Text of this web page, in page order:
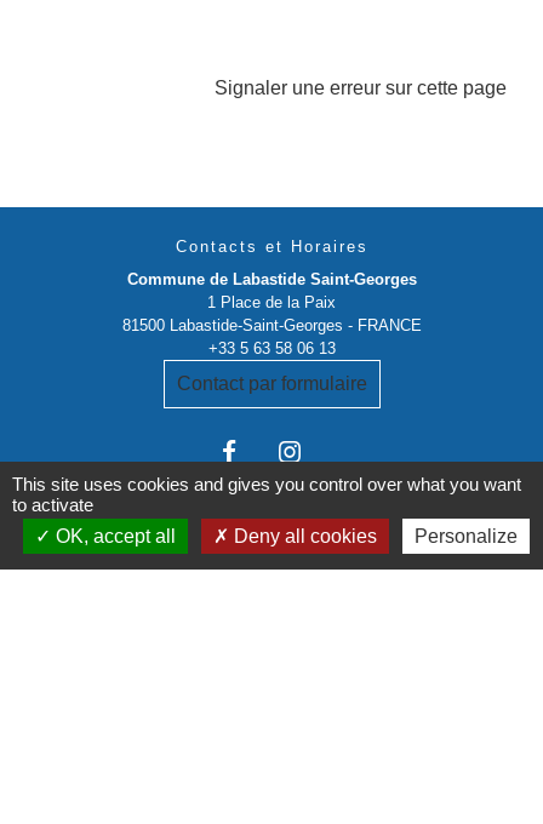
Signaler une erreur sur cette page
Contacts et Horaires
Commune de Labastide Saint-Georges
1 Place de la Paix
81500 Labastide-Saint-Georges - FRANCE
+33 5 63 58 06 13
Contact par formulaire
This site uses cookies and gives you control over what you want
to activate
OK, accept all
Deny all cookies Personalize